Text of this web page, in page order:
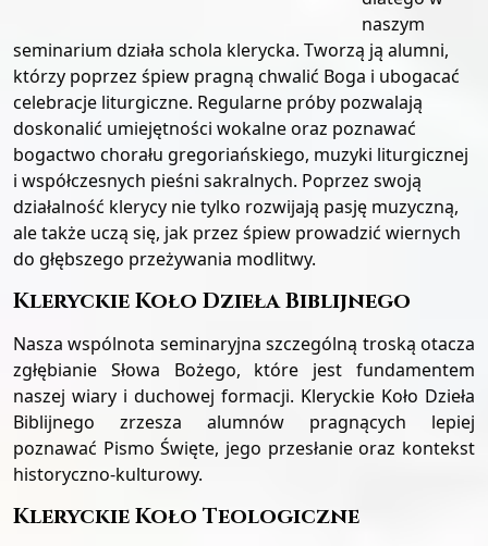
naszym
seminarium działa schola klerycka. Tworzą ją alumni,
którzy poprzez śpiew pragną chwalić Boga i ubogacać
celebracje liturgiczne. Regularne próby pozwalają
doskonalić umiejętności wokalne oraz poznawać
bogactwo chorału gregoriańskiego, muzyki liturgicznej
i współczesnych pieśni sakralnych. Poprzez swoją
działalność klerycy nie tylko rozwijają pasję muzyczną,
ale także uczą się, jak przez śpiew prowadzić wiernych
do głębszego przeżywania modlitwy.
Kleryckie Koło Dzieła Biblijnego
Nasza wspólnota seminaryjna szczególną troską otacza
zgłębianie Słowa Bożego, które jest fundamentem
naszej wiary i duchowej formacji. Kleryckie Koło Dzieła
Biblijnego zrzesza alumnów pragnących lepiej
poznawać Pismo Święte, jego przesłanie oraz kontekst
historyczno-kulturowy.
Kleryckie Koło Teologiczne